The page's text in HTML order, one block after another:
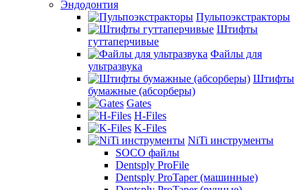
Эндодонтия
Пульпоэкстракторы
Штифты
гуттаперчивые
Файлы для
ультразвука
Штифты
бумажные (абсорберы)
Gates
H-Files
K-Files
NiTi инструменты
SOCO файлы
Dentsply ProFile
Dentsply ProTaper (машинные)